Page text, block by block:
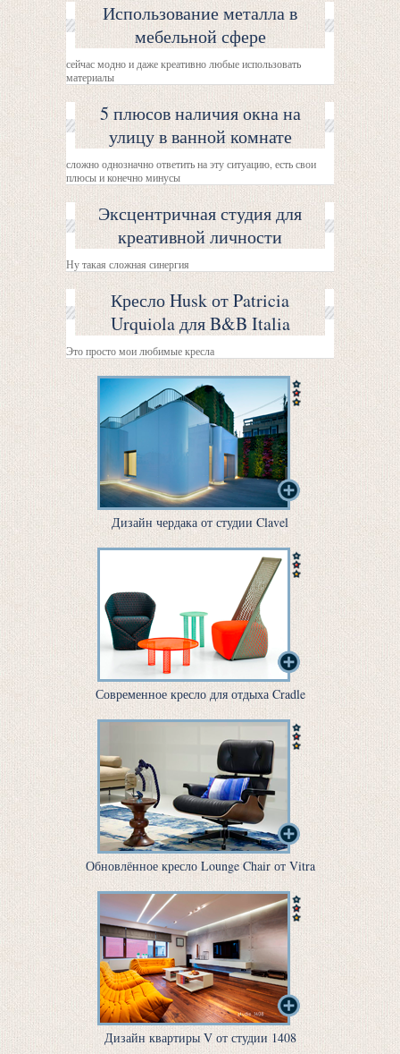
Использование металла в
мебельной сфере
сейчас модно и даже креативно любые использовать
материалы
5 плюсов наличия окна на
улицу в ванной комнате
сложно однозначно ответить на эту ситуацию, есть свои
плюсы и конечно минусы
Эксцентричная студия для
креативной личности
Ну такая сложная синергия
Кресло Husk от Patricia
Urquiola для B&B Italia
Это просто мои любимые кресла
Дизайн чердака от студии Clavel
Современное кресло для отдыха Cradle
Обновлённое кресло Lounge Chair от Vitra
Дизайн квартиры V от студии 1408